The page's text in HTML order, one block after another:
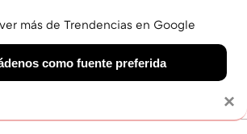
×
más de Trendencias en Google
como fuente preferida